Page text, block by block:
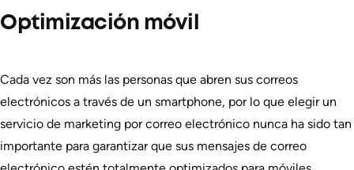
Optimización móvil
Cada vez son más las personas que abren sus correos
electrónicos a través de un smartphone, por lo que elegir un
servicio de marketing por correo electrónico nunca ha sido tan
importante para garantizar que sus mensajes de correo